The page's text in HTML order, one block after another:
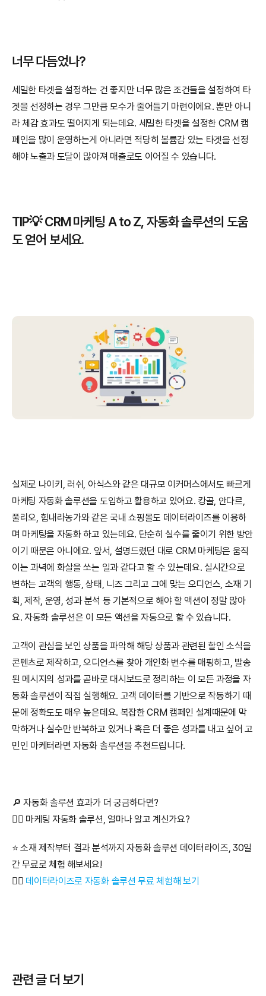
너무 다듬었나?
세밀한 타겟을 설정하는 건 좋지만 너무 많은 조건들을 설정하여 타
겟을 선정하는 경우 그만큼 모수가 줄어들기 마련이에요. 뿐만 아니
라 체감 효과도 떨어지게 되는데요. 세밀한 타겟을 설정한 CRM 캠
페인을 많이 운영하는게 아니라면 적당히 볼륨감 있는 타겟을 선정
해야 노출과 도달이 많아져 매출로도 이어질 수 있습니다.
TIP💡 CRM 마케팅 A to Z, 자동화 솔루션의 도움
도 얻어 보세요.
실제로 나이키, 러쉬, 아식스와 같은 대규모 이커머스에서도 빠르게
마케팅 자동화 솔루션을 도입하고 활용하고 있어요. 캉골, 안다르,
풀리오, 힘내라농가와 같은 국내 쇼핑몰도 데이터라이즈를 이용하
며 마케팅을 자동화 하고 있는데요. 단순히 실수를 줄이기 위한 방안
이기 때문은 아니에요. 앞서, 설명드렸던 대로 CRM 마케팅은 움직
이는 과녁에 화살을 쏘는 일과 같다고 할 수 있는데요. 실시간으로
변하는 고객의 행동, 상태, 니즈 그리고 그에 맞는 오디언스, 소재 기
획, 제작, 운영, 성과 분석 등 기본적으로 해야 할 액션이 정말 많아
요. 자동화 솔루션은 이 모든 액션을 자동으로 할 수 있습니다.
고객이 관심을 보인 상품을 파악해 해당 상품과 관련된 할인 소식을
콘텐츠로 제작하고, 오디언스를 찾아 개인화 변수를 매핑하고, 발송
된 메시지의 성과를 곧바로 대시보드로 정리하는 이 모든 과정을 자
동화 솔루션이 직접 실행해요. 고객 데이터를 기반으로 작동하기 때
문에 정확도도 매우 높은데요. 복잡한 CRM 캠페인 설계때문에 막
막하거나 실수만 반복하고 있거나 혹은 더 좋은 성과를 내고 싶어 고
민인 마케터라면 자동화 솔루션을 추천드립니다.
🔎 자동화 솔루션 효과가 더 궁금하다면?
👉🏻 마케팅 자동화 솔루션, 얼마나 알고 계신가요?
⭐️ 소재 제작부터 결과 분석까지 자동화 솔루션 데이터라이즈, 30일
간 무료로 체험 해보세요!
👉🏻 데이터라이즈로 자동화 솔루션 무료 체험해 보기
관련 글 더 보기